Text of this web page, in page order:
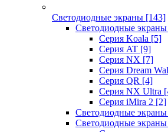
Светодиодные экраны [143]
Светодиодные
Cерия Koala [5]
Серия AT [9]
Серия NX [7]
Серия Dream
Серия QR [4]
Серия NX Ultra
Серия iMira 2 [2]
Светодиодные
Светодиодные